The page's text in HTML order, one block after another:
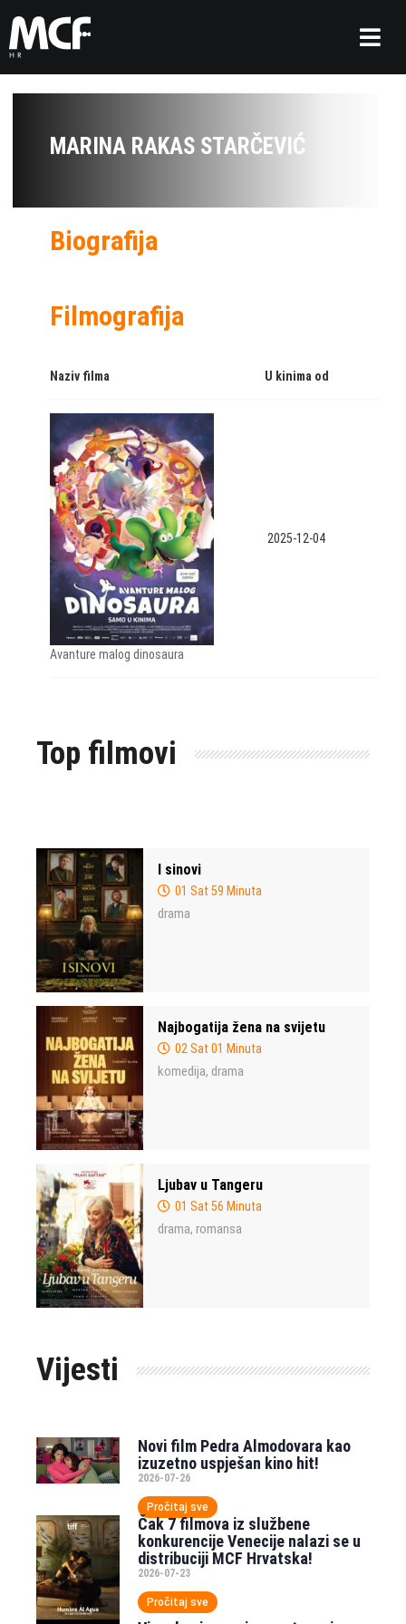
MARINA RAKAS STARČEVIĆ
Biografija
Filmografija
Naziv filma U kinima od
Avanture malog dinosaura
2025-12-04
Top filmovi
I sinovi
01 Sat 59 Minuta
drama
Najbogatija žena na svijetu
02 Sat 01 Minuta
komedija, drama
Ljubav u Tangeru
01 Sat 56 Minuta
drama, romansa
Vijesti
Novi film Pedra Almodovara kao
izuzetno uspješan kino hit!
2026-07-26
Pročitaj sve
Čak 7 filmova iz službene
konkurencije Venecije nalazi se u
distribuciji MCF Hrvatska!
2026-07-23
Pročitaj sve